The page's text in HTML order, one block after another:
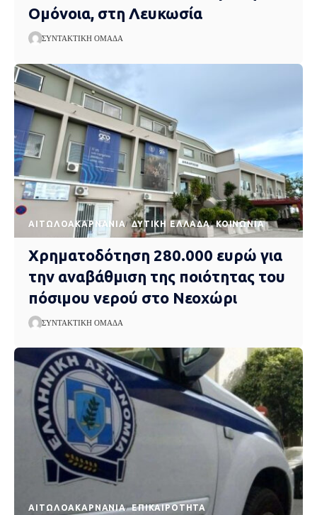
Ομόνοια, στη Λευκωσία
ΣΥΝΤΑΚΤΙΚΉ ΟΜΆΔΑ
AΙΤΩΛΟΑΚΑΡΝΑΝΊΑ ΔΥΤΙΚΉ ΕΛΛΆΔΑ ΚΟΙΝΩΝΊΑ
Χρηματοδότηση 280.000 ευρώ για
την αναβάθμιση της ποιότητας του
πόσιμου νερού στο Νεοχώρι
ΣΥΝΤΑΚΤΙΚΉ ΟΜΆΔΑ
AΙΤΩΛΟΑΚΑΡΝΑΝΊΑ EΠΙΚΑΙΡΌΤΗΤΑ